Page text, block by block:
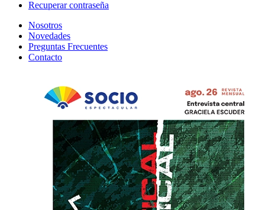
Recuperar contraseña
Nosotros
Novedades
Preguntas Frecuentes
Contacto